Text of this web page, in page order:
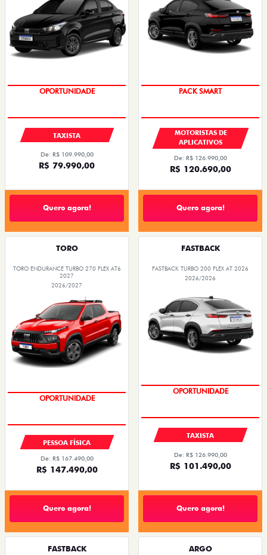
OPORTUNIDADE
TAXISTA
De: R$ 109.990,00
R$ 79.990,00
Quero agora!
PACK SMART
MOTORISTAS DE
APLICATIVOS
De: R$ 126.990,00
R$ 120.690,00
Quero agora!
TORO
TORO ENDURANCE TURBO 270 FLEX AT6
2027
2026/2027
SUPERVALORIZAÇÃO DO USADO
PESSOA FÍSICA
De: R$ 167.490,00
R$ 147.490,00
Quero agora!
FASTBACK
FASTBACK TURBO 200 FLEX AT 2026
2026/2026
OPORTUNIDADE
TAXISTA
De: R$ 126.990,00
R$ 101.490,00
Quero agora!
FASTBACK ARGO